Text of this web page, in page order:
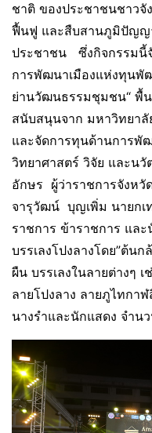
ชาติ ของประชาชนชาวจั
ฟื้นฟู และสืบสานภูมิปัญญ
ประชาชน ซึ่งกิจกรรมนี้
การพัฒนาเมืองแห่งทุนพั
ย่านวัฒนธรรมชุมชน“ พื้
สนับสนุนจาก มหาวิทยาลั
และจัดการทุนด้านการพั
วิทยาศาสตร์ วิจัย และน
อักษร ผู้ว่าราชการจังห
จารุวัฒน์ บุญเพิ่ม นายกเ
ราชการ ข้าราชการ และ
บรรเลงโปงลางโดย”ต้น
ผืน บรรเลงในลายต่างๆ
ลายโปงลาง ลายภูไทกา
นางรำและนักแสดง จำน